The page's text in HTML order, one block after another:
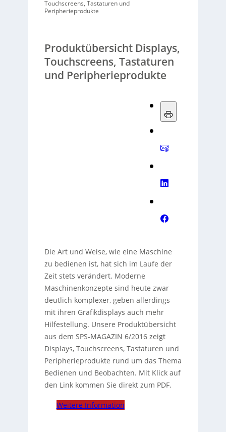
Touchscreens, Tastaturen und
Peripherieprodukte
Produktübersicht Displays,
Touchscreens, Tastaturen
und Peripherieprodukte
Die Art und Weise, wie eine Maschine
zu bedienen ist, hat sich im Laufe der
Zeit stets verändert. Moderne
Maschinenkonzepte sind heute zwar
deutlich komplexer, geben allerdings
mit ihren Grafikdisplays auch mehr
Hilfestellung. Unsere Produktübersicht
aus dem SPS-MAGAZIN 6/2016 zeigt
Displays, Touchscreens, Tastaturen und
Peripherieprodukte rund um das Thema
Bedienen und Beobachten. Mit Klick auf
den Link kommen Sie direkt zum PDF.
Weitere Information